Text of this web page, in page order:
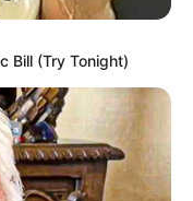
Bill (Try Tonight)